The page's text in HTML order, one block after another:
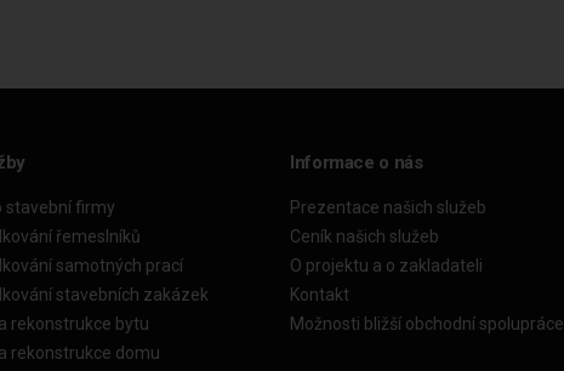
stavební firmy
řemeslníků
samotných prací
stavebních zakázek
rekonstrukce bytu
rekonstrukce domu
Informace o nás
Prezentace našich služeb
Ceník našich služeb
O projektu a o zakladateli
Kontakt
Možnosti bližší obchodní spolupráce